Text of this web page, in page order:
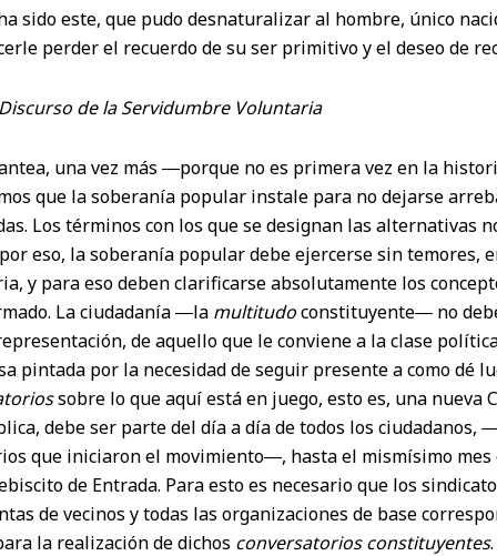
sido este, que pudo desnaturalizar al hombre, único
perder el recuerdo de su ser primitivo y el deseo de
de la Servidumbre Voluntaria
una vez más ―porque no es primera vez en la
que la soberanía popular instale para no dejarse
Los términos con los que se designan las alternativas
eso, la soberanía popular debe ejercerse sin temores,
y para eso deben clarificarse absolutamente los
La ciudadanía ―la multitudoconstituyente― no
de aquello que le conviene a la clase
pintada por la necesidad de seguir presente a como dé
sobre lo que aquí está en juego, esto es, una nueva
debe ser parte del día a día de todos los ciudadanos,
que iniciaron el movimiento―, hasta el mismísimo mes
de Entrada. Para esto es necesario que los
de vecinos y todas las organizaciones de base
la realización de dichos conversatorios constituyentes